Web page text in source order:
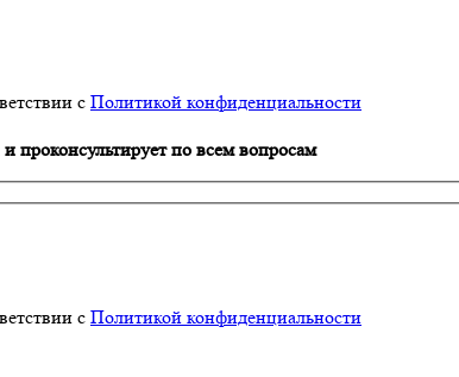
с Политикой конфиденциальности
и проконсультирует по всем вопросам
с Политикой конфиденциальности